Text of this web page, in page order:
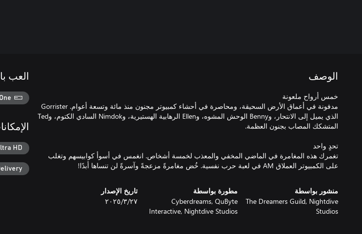
الوصف
مدفونة في أعماق الأرض السحيقة، ومحاصرة في أحشاء كمبيوتر مجنون منذ مائة وتسعة أعوام. Gorrister
الذي يميل إلى الانتحار، وBenny الوحش المشوه، وEllen الرهابية الهستيرية، وNimdok السادي الكتوم، وTed
تغمرك هذه المغامرة في الماضي المخفي والمعذب لخمسة أشخاص. انغمس في أسوأ كوابيسهم وتغلب
على الكمبيوتر العملاق AM في لعبة حرب نفسية. خُض مغامرةً مزعجةً وآسرةً لن تنساها أبدًا!
منشور بواسطة
The Dreamers Guild, Nightdive
Studios
مطورة بواسطة
Cyberdreams, QuByte
Interactive, Nightdive Studios
تاريخ الإصدار
٢٧‏/٣‏/٢٠٢٥
العب
HD